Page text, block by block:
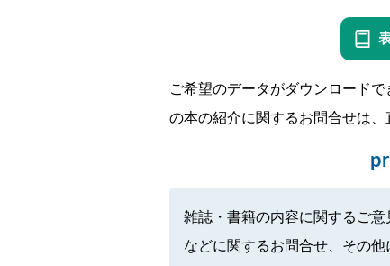
ご希望のデータがダウンロード
の本の紹介に関するお問合せは、
雑誌・書籍の内容に関するご
などに関するお問合せ、その他